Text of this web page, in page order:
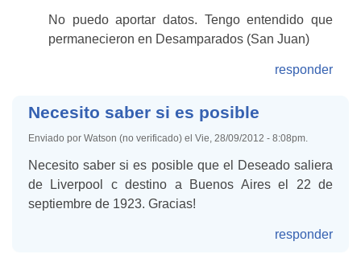
No puedo aportar datos. Tengo entendido que
permanecieron en Desamparados (San Juan)
responder
Necesito saber si es posible
Enviado por Watson (no verificado) el Vie, 28/09/2012 - 8:08pm.
Necesito saber si es posible que el Deseado saliera
de Liverpool c destino a Buenos Aires el 22 de
septiembre de 1923. Gracias!
responder